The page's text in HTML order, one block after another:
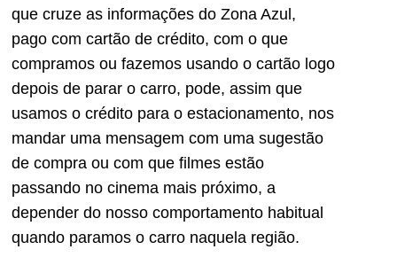
que cruze as informações do Zona Azul,
pago com cartão de crédito, com o que
compramos ou fazemos usando o cartão logo
depois de parar o carro, pode, assim que
usamos o crédito para o estacionamento, nos
mandar uma mensagem com uma sugestão
de compra ou com que filmes estão
passando no cinema mais próximo, a
depender do nosso comportamento habitual
quando paramos o carro naquela região.